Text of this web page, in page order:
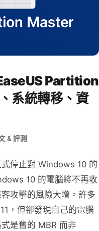
Partition
系統轉移、資
& 評測
停止對 Windows 10 的
10 的電腦將不再收
攻擊的風險大增。許多
，但卻發現自己的電腦
是舊的 MBR 而非